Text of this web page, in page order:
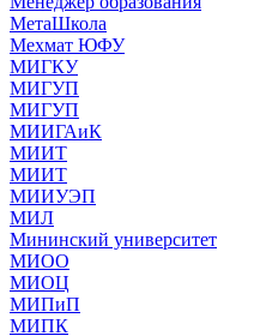
МетаШкола
Мехмат ЮФУ
МИГКУ
МИГУП
МИГУП
МИИГАиК
МИИТ
МИИТ
МИИУЭП
МИЛ
Мининский университет
МИОО
МИОЦ
МИПиП
МИПК